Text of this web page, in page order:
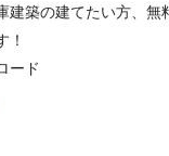
建築の建てたい方、無
！
ード